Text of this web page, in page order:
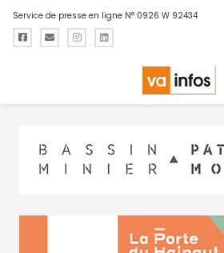
Service de presse en ligne N° 0926 W 92434